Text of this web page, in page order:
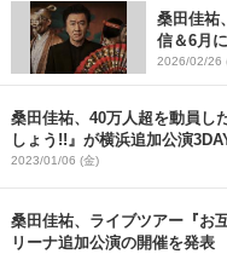
桑田佳祐
信＆6月
の開催が
2026/02/26
桑田佳祐、40万人超を動員し
しょう!!』が横浜追加公演
2023/01/06 (金)
桑田佳祐、ライブツアー『お
リーナ追加公演の開催を発表